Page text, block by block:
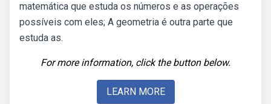
matemática que estuda os números e as operações
possíveis com eles; A geometria é outra parte que
estuda as.
For more information, click the button below.
LEARN MORE